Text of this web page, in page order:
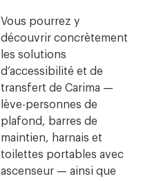
Vous pourrez y
découvrir concrètement
les solutions
d’accessibilité et de
transfert de Carima —
lève-personnes de
plafond, barres de
maintien, harnais et
toilettes portables avec
ascenseur — ainsi que